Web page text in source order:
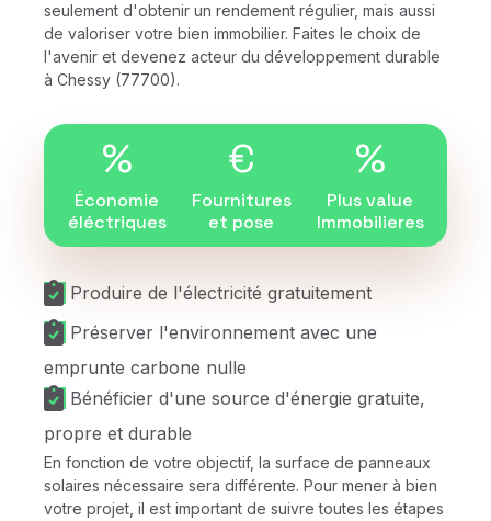
seulement d'obtenir un rendement régulier, mais aussi
de valoriser votre bien immobilier. Faites le choix de
l'avenir et devenez acteur du développement durable
à Chessy (77700).
%
Économie
éléctriques
€
Fournitures
et pose
%
Plus value
Immobilieres
Produire de l'électricité gratuitement
Préserver l'environnement avec une
emprunte carbone nulle
Bénéficier d'une source d'énergie gratuite,
propre et durable
En fonction de votre objectif, la surface de panneaux
solaires nécessaire sera différente. Pour mener à bien
votre projet, il est important de suivre toutes les étapes